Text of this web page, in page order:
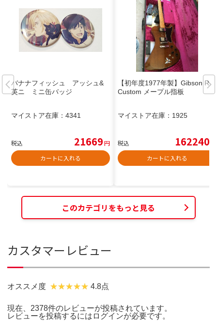
バナナフィッシュ アッシュ&
英ニ ミニ缶バッジ
マイストア在庫： 4341
税込 21669円
カートに入れる
【初年度1977年製】Gibson RD
Custom メープル指板
マイストア在庫： 1925
税込 162240
カートに入れる
このカテゴリをもっと見る
カスタマーレビュー
オススメ度 4.8点
現在、2378件のレビューが投稿されています。
レビューを投稿するには ログインが必要です。